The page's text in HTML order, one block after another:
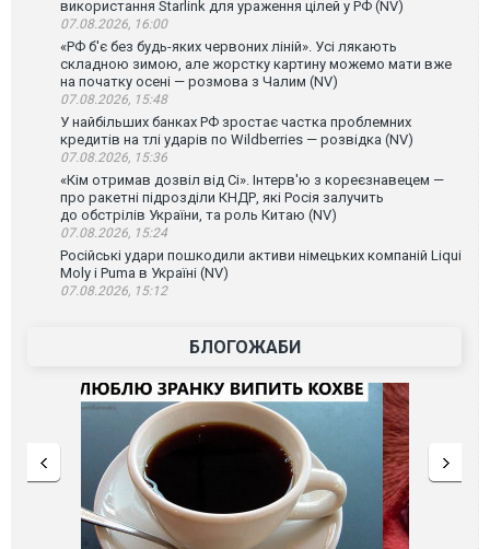
використання Starlink для ураження цілей у РФ (NV)
07.08.2026, 16:00
«РФ б'є без будь-яких червоних ліній». Усі лякають
складною зимою, але жорстку картину можемо мати вже
на початку осені — розмова з Чалим (NV)
07.08.2026, 15:48
У найбільших банках РФ зростає частка проблемних
кредитів на тлі ударів по Wildberries — розвідка (NV)
07.08.2026, 15:36
«Кім отримав дозвіл від Сі». Інтерв'ю з кореєзнавецем —
про ракетні підрозділи КНДР, які Росія залучить
до обстрілів України, та роль Китаю (NV)
07.08.2026, 15:24
Російські удари пошкодили активи німецьких компаній Liqui
Moly і Puma в Україні (NV)
07.08.2026, 15:12
БЛОГОЖАБИ